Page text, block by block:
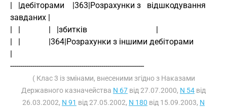
|   |дебіторами    |363|Розрахунки з   відшкодування
завданих |
|   |              |   |збитків                                  |
|   |              |364|Розрахунки з іншими дебіторами
|
------------------------------------------------------------------
( Клас 3 із змінами, внесеними згідно з Наказами
Державного казначейства N 67 від 27.07.2000, N 54 від
26.03.2002, N 91 від 27.05.2002, N 180 від 15.09.2003, N